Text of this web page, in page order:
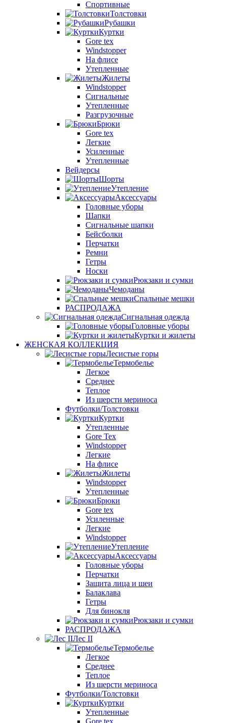
Спортивные
Толстовки
Рубашки
Куртки
Gore tex
Windstopper
На флисе
Утепленные
Жилеты
Windstopper
Сигнальные
Утепленные
Разгрузочные
Брюки
Gore tex
Легкие
Усиленные
Утепленные
Вейдерсы
Шорты
Утепление
Аксессуары
Головные уборы
Шапки
Сигнальные шапки
Бейсболки
Перчатки
Ремни
Гетры
Носки
Рюкзаки и сумки
Чемоданы
Спальные мешки
РАСПРОДАЖА
Сигнальная одежда
Головные уборы
Куртки и жилеты
ЖЕНСКАЯ КОЛЛЕКЦИЯ
Лесистые горы
Термобелье
Легкое
Среднее
Теплое
Из шерсти мериноса
Футболки/Толстовки
Куртки
Утепленные
Gore Tex
Windstopper
Легкие
На флисе
Жилеты
Windstopper
Утепленные
Брюки
Gore tex
Усиленные
Легкие
Windstopper
Утепление
Аксессуары
Головные уборы
Перчатки
Защита лица и шеи
Балаклава
Гетры
Для бинокля
Рюкзаки и сумки
РАСПРОДАЖА
Лес II
Термобелье
Легкое
Среднее
Теплое
Из шерсти мериноса
Футболки/Толстовки
Куртки
Утепленные
Gore tex